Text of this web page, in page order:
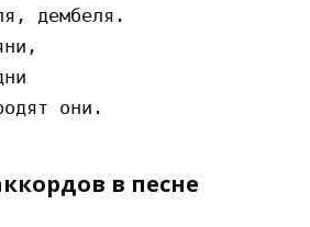
дембеля.
в песне